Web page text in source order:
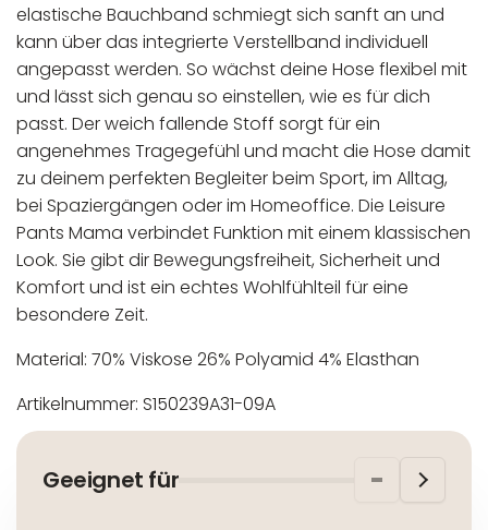
elastische Bauchband schmiegt sich sanft an und
kann über das integrierte Verstellband individuell
angepasst werden. So wächst deine Hose flexibel mit
und lässt sich genau so einstellen, wie es für dich
passt. Der weich fallende Stoff sorgt für ein
angenehmes Tragegefühl und macht die Hose damit
zu deinem perfekten Begleiter beim Sport, im Alltag,
bei Spaziergängen oder im Homeoffice. Die Leisure
Pants Mama verbindet Funktion mit einem klassischen
Look. Sie gibt dir Bewegungsfreiheit, Sicherheit und
Komfort und ist ein echtes Wohlfühlteil für eine
besondere Zeit.
Material: 70% Viskose 26% Polyamid 4% Elasthan
Artikelnummer: S150239A31-09A
Nicht bleichen
Nicht bügeln
In der EU niedergelassener verantwortlicher
Wirtschaftsakteur:
Geeignet für